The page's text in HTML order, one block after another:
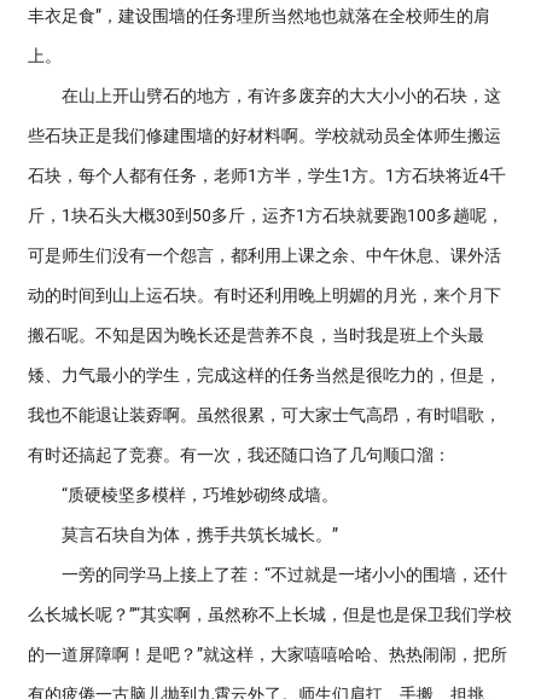
丰衣足食”，建设围墙的任务理所当然地也就落在全校师生的肩
上。
在山上开山劈石的地方，有许多废弃的大大小小的石块，这
些石块正是我们修建围墙的好材料啊。学校就动员全体师生搬运
石块，每个人都有任务，老师1方半，学生1方。1方石块将近4千
斤，1块石头大概30到50多斤，运齐1方石块就要跑100多趟呢，
可是师生们没有一个怨言，都利用上课之余、中午休息、课外活
动的时间到山上运石块。有时还利用晚上明媚的月光，来个月下
搬石呢。不知是因为晚长还是营养不良，当时我是班上个头最
矮、力气最小的学生，完成这样的任务当然是很吃力的，但是，
我也不能退让装孬啊。虽然很累，可大家士气高昂，有时唱歌，
有时还搞起了竞赛。有一次，我还随口诌了几句顺口溜：
“质硬棱坚多模样，巧堆妙砌终成墙。
莫言石块自为体，携手共筑长城长。”
一旁的同学马上接上了茬：“不过就是一堵小小的围墙，还什
么长城长呢？”“其实啊，虽然称不上长城，但是也是保卫我们学校
的一道屏障啊！是吧？”就这样，大家嘻嘻哈哈、热热闹闹，把所
有的疲倦一古脑儿抛到九霄云外了。师生们肩扛、手搬、担挑、